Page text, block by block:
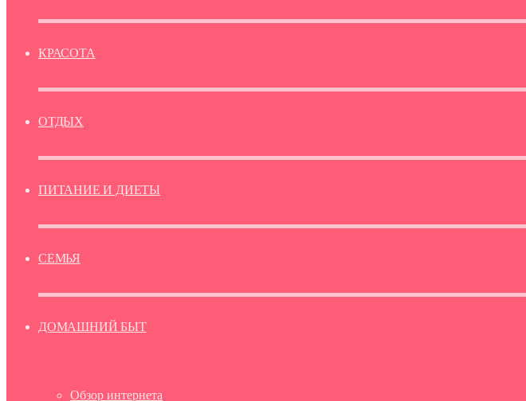
КРАСОТА
ОТДЫХ
ПИТАНИЕ И ДИЕТЫ
СЕМЬЯ
ДОМАШНИЙ БЫТ
Обзор интернета